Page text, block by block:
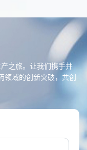
之旅。让我们携手并
领域的创新突破，共创